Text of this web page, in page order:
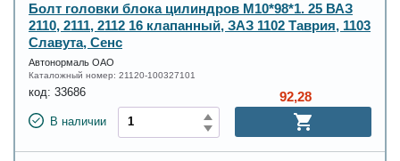
Болт головки блока цилиндров М10*98*1. 25 ВАЗ
2110, 2111, 2112 16 клапанный, ЗАЗ 1102 Таврия, 1103
Славута, Сенс
Автонормаль ОАО
Каталожный номер: 21120-100327101
код: 33686
В наличии
92,28